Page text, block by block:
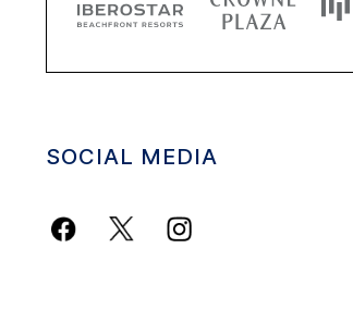
SOCIAL MEDIA